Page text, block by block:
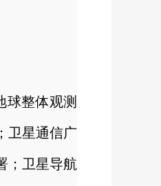
球整体观测
卫星通信广
；卫星导航